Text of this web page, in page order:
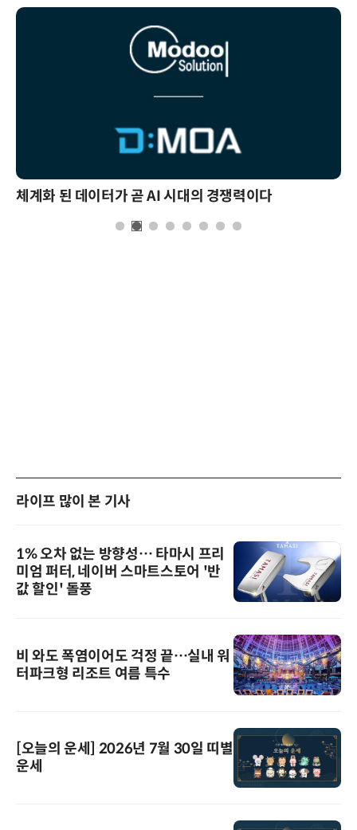
체계화 된 데이터가 곧 AI 시대의 경쟁력이다
라이프 많이 본 기사
1% 오차 없는 방향성… 타마시 프리
미엄 퍼터, 네이버 스마트스토어 '반
값 할인' 돌풍
비 와도 폭염이어도 걱정 끝…실내 워
터파크형 리조트 여름 특수
[오늘의 운세] 2026년 7월 30일 띠별
운세